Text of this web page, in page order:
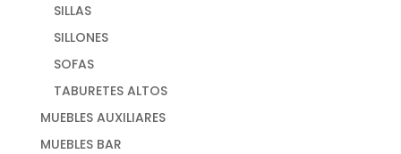
SILLAS
SILLONES
SOFAS
TABURETES ALTOS
MUEBLES AUXILIARES
MUEBLES BAR